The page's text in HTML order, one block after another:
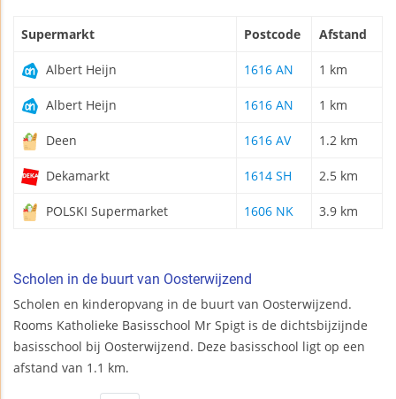
Supermarkt Postcode Afstand
Albert Heijn 1616 AN 1 km
Albert Heijn 1616 AN 1 km
Deen 1616 AV 1.2 km
Dekamarkt 1614 SH 2.5 km
POLSKI Supermarket 1606 NK 3.9 km
Scholen in de buurt van Oosterwijzend
Scholen en kinderopvang in de buurt van Oosterwijzend.
Rooms Katholieke Basisschool Mr Spigt is de dichtsbijzijnde
basisschool bij Oosterwijzend. Deze basisschool ligt op een
afstand van 1.1 km.